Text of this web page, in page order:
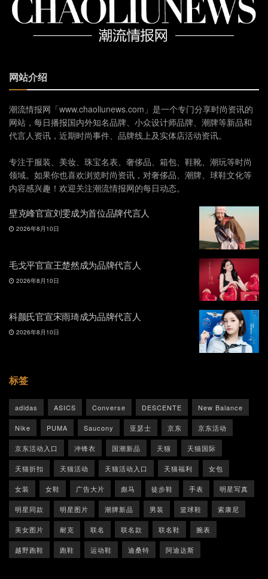
网站介绍
潮流情报网「www.chaoliunews.com」是一个专门分享时尚资讯的
网站，每日播报国内外知名品牌、小众设计师品牌、潮牌等新品和
代言人资讯，近期时尚事件、品牌线上及实体店活动资讯。
专注于服装、美妆、珠宝名表、奢侈品、箱包、鞋靴、潮玩等时尚
领域。如果你也喜欢浏览时尚资讯，对奢侈品、潮牌、球鞋文化等
内容感兴趣！欢迎关注潮流情报网的每日动态。
壁克峰官宣刘雯成为首位品牌代言人
2026年8月10日
毛戈平官宣王楚然成为品牌代言人
2026年8月10日
科颜氏官宣宋雨琦成为品牌代言人
2026年8月10日
标签
adidas ASICS Converse DESCENTE New Balance
Nike PUMA Saucony 亚瑟士 京东 京东活动
京东活动入口 冲锋衣 国潮新品 天猫 天猫国际
天猫折扣 天猫活动 天猫活动入口 天猫福利 女包
女装 女鞋 广告大片 彪马 徒步鞋 手表 明星写真
明星同款 明星图片 潮牌新品 男装 篮球鞋 索康尼
美女图片 耐克 联名 联名款 联名鞋 腕表
越野跑鞋 跑鞋 运动鞋 迪桑特 阿迪达斯